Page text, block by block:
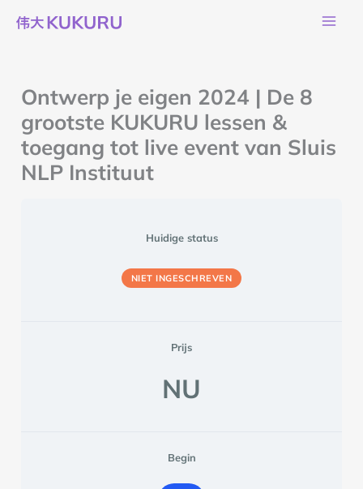
naar
Ontwerp je eigen 2024 | De 8
grootste KUKURU lessen &
toegang tot live event van Sluis
NLP Instituut
Huidige status
NIET INGESCHREVEN
Prijs
NU
Begin